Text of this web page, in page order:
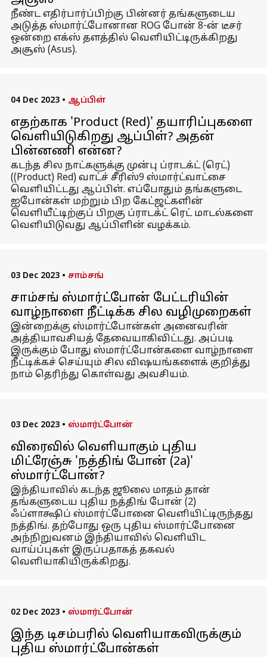
நீண்ட எதிர்பார்ப்பிற்கு பின்னர் தங்களுடைய
அடுத்த ஸ்மார்ட்போனான ROG போன் 8-ன் டீசர்
ஒன்றை எக்ஸ் தளத்தில் வெளியிட்டிருக்கிறது
அசூஸ் (Asus).
04 Dec 2023 • ஆப்பிள்
எதற்காக 'Product (Red)' தயாரிப்புகளை
வெளியிடுகிறது ஆப்பிள்? அதன்
பின்னணி என்ன?
கடந்த சில நாட்களுக்கு முன்பு ப்ராடக்ட் (ரெட்)
((Product) Red) வாட்ச் சீரிஸ்9 ஸ்மார்ட்வாட்சை
வெளியிட்டது ஆப்பிள். எப்போதும் தங்களுடை
ஐபோன்கள் மற்றும் பிற கேட்ஜட்களின்
வெளியீட்டிற்குப் பிறகு ப்ராடக்ட் ரெட் மாடல்களை
வெளியிடுவது ஆப்பிளின் வழக்கம்.
03 Dec 2023 • சாம்சங்
சாம்சங் ஸ்மார்ட்போன் பேட்டரியின்
வாழ்நாளை நீட்டிக்க சில வழிமுறைகள்
இன்றைக்கு ஸ்மார்ட்போன்கள் அனைவரின்
அத்தியாவசியத் தேவையாகிவிட்டது. அப்படி
இருக்கும் போது ஸ்மார்ட்போன்களை வாழ்நாளை
நீட்டிக்கச் செய்யும் சில விஷயங்களைக் குறித்து
நாம் தெரிந்து கொள்வது அவசியம்.
03 Dec 2023 • ஸ்மார்ட்போன்
விரைவில் வெளியாகும் புதிய
மிட்ரேஞ்சு 'நத்திங் போன் (2a)'
ஸ்மார்ட்போன்?
இந்தியாவில் கடந்த ஜூலை மாதம் தான்
தங்களுடைய புதிய நத்திங் போன் (2)
ஃப்ளாக்ஷிப் ஸ்மார்ட்போனை வெளியிட்டிருந்தது
நத்திங். தற்போது ஒரு புதிய ஸ்மார்ட்போனை
அந்நிறுவனம் இந்தியாவில் வெளியிட
வாய்ப்புகள் இருப்பதாகத் தகவல்
வெளியாகியிருக்கிறது.
02 Dec 2023 • ஸ்மார்ட்போன்
இந்த டிசம்பரில் வெளியாகவிருக்கும்
புதிய ஸ்மார்ட்போன்கள்